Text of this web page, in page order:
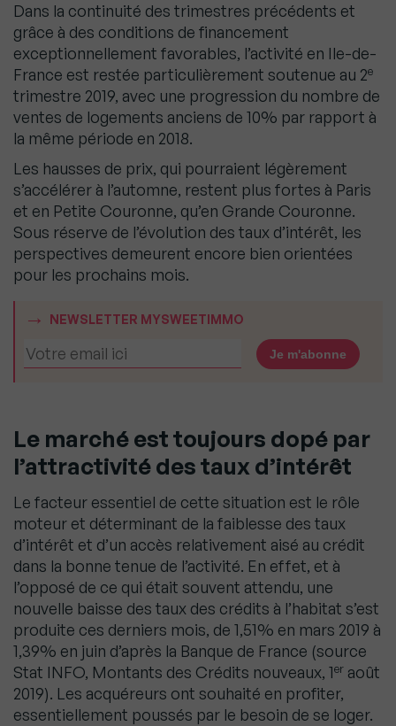
Dans la continuité des trimestres précédents et
grâce à des conditions de financement
exceptionnellement favorables, l’activité en Ile-de-
France est restée particulièrement soutenue au 2e
trimestre 2019, avec une progression du nombre de
ventes de logements anciens de 10% par rapport à
la même période en 2018.
Les hausses de prix, qui pourraient légèrement
s’accélérer à l’automne, restent plus fortes à Paris
et en Petite Couronne, qu’en Grande Couronne.
Sous réserve de l’évolution des taux d’intérêt, les
perspectives demeurent encore bien orientées
pour les prochains mois.
NEWSLETTER MYSWEETIMMO
Le marché est toujours dopé par
l’attractivité des taux d’intérêt
Le facteur essentiel de cette situation est le rôle
moteur et déterminant de la faiblesse des taux
d’intérêt et d’un accès relativement aisé au crédit
dans la bonne tenue de l’activité. En effet, et à
l’opposé de ce qui était souvent attendu, une
nouvelle baisse des taux des crédits à l’habitat s’est
produite ces derniers mois, de 1,51% en mars 2019 à
1,39% en juin d’après la Banque de France (source
Stat INFO, Montants des Crédits nouveaux, 1er août
2019). Les acquéreurs ont souhaité en profiter,
essentiellement poussés par le besoin de se loger.